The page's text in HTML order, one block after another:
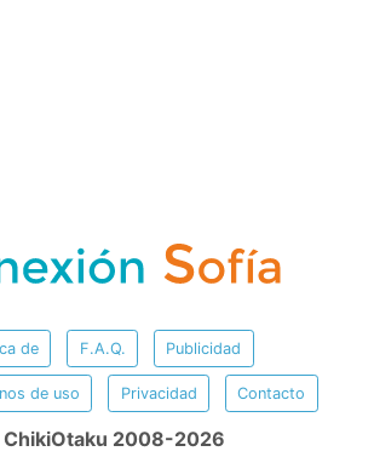
de F.A.Q. Publicidad
de uso Privacidad Contacto
2008-2026